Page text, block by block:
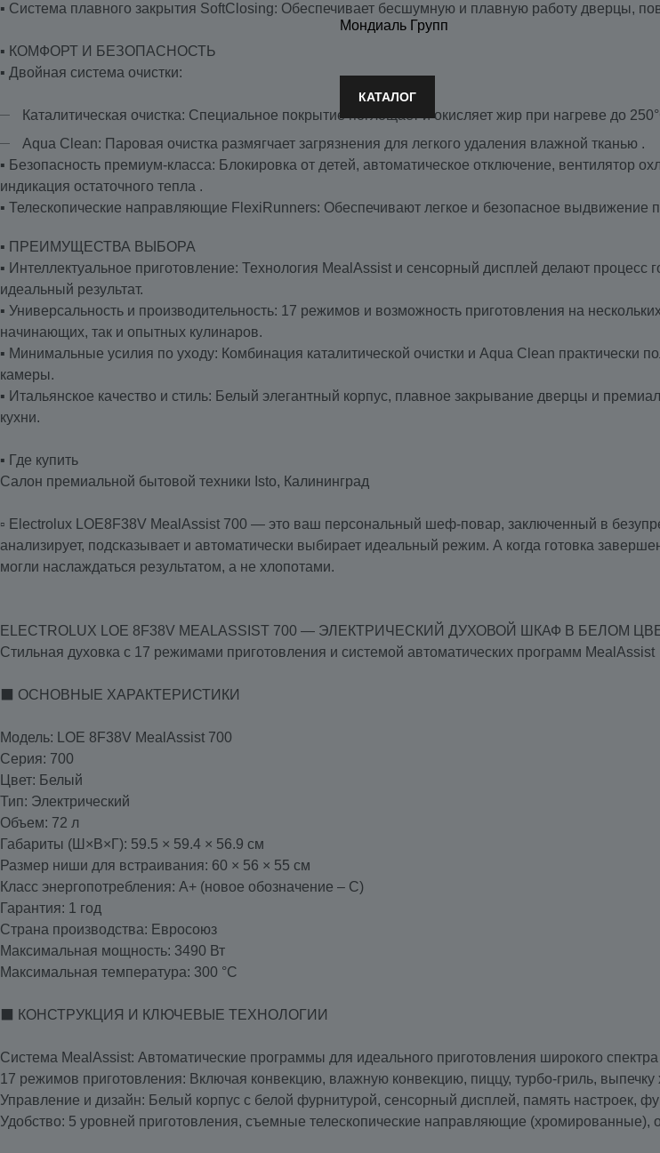
▪️ Система плавного закрытия SoftClosing: Обеспечивает бесшумную и плавную работу дверцы,
▪️ КОМФОРТ И БЕЗОПАСНОСТЬ
▪️ Двойная система очистки:
Каталитическая очистка: Специальное покрытие поглощает и окисляет жир при нагреве до
Aqua Clean: Паровая очистка размягчает загрязнения для легкого удаления влажной тканью .
▪️ Безопасность премиум-класса: Блокировка от детей, автоматическое отключение, вентилятор
индикация остаточного тепла .
▪️ Телескопические направляющие FlexiRunners: Обеспечивают легкое и безопасное выдвижение
▪️ ПРЕИМУЩЕСТВА ВЫБОРА
▪️ Интеллектуальное приготовление: Технология MealAssist и сенсорный дисплей делают процесс
идеальный результат.
▪️ Универсальность и производительность: 17 режимов и возможность приготовления на
начинающих, так и опытных кулинаров.
▪️ Минимальные усилия по уходу: Комбинация каталитической очистки и Aqua Clean практически
камеры.
▪️ Итальянское качество и стиль: Белый элегантный корпус, плавное закрывание дверцы и
кухни.
▪️ Где купить
Cалон премиальной бытовой техники Isto, Калининград
▫️ Electrolux LOE8F38V MealAssist 700 — это ваш персональный шеф-повар, заключенный в
анализирует, подсказывает и автоматически выбирает идеальный режим. А когда готовка
могли наслаждаться результатом, а не хлопотами.
ELECTROLUX LOE 8F38V MEALASSIST 700 — ЭЛЕКТРИЧЕСКИЙ ДУХОВОЙ ШКАФ В БЕЛОМ
Стильная духовка с 17 режимами приготовления и системой автоматических программ MealAssist
⬛ ОСНОВНЫЕ ХАРАКТЕРИСТИКИ
Модель: LOE 8F38V MealAssist 700
Серия: 700
Цвет: Белый
Тип: Электрический
Объем: 72 л
Габариты (Ш×В×Г): 59.5 × 59.4 × 56.9 см
Размер ниши для встраивания: 60 × 56 × 55 см
Класс энергопотребления: A+ (новое обозначение – С)
Гарантия: 1 год
Страна производства: Евросоюз
Максимальная мощность: 3490 Вт
Максимальная температура: 300 °C
⬛ КОНСТРУКЦИЯ И КЛЮЧЕВЫЕ ТЕХНОЛОГИИ
Система MealAssist: Автоматические программы для идеального приготовления широкого
17 режимов приготовления: Включая конвекцию, влажную конвекцию, пиццу, турбо-гриль,
Управление и дизайн: Белый корпус с белой фурнитурой, сенсорный дисплей, память настроек,
Удобство: 5 уровней приготовления, съемные телескопические направляющие (хромированные),
Мондиаль Групп
КАТАЛОГ